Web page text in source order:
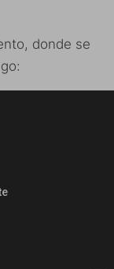
donde se